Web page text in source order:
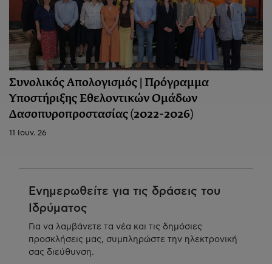
Συνολικός Απολογισμός | Πρόγραμμα
Υποστήριξης Εθελοντικών Ομάδων
Δασοπυροπροστασίας (2022-2026)
11 Ιουν. 26
Ενημερωθείτε για τις δράσεις του
Ιδρύματος
Για να λαμβάνετε τα νέα και τις δημόσιες
προσκλήσεις μας, συμπληρώστε την ηλεκτρονική
σας διεύθυνση.